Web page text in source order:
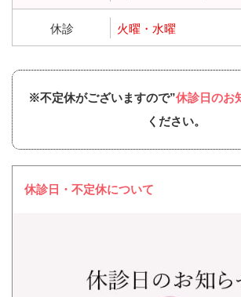
休診 火曜・水曜
※不定休がございますので”休診日のお
ください。
休診日・不定休について